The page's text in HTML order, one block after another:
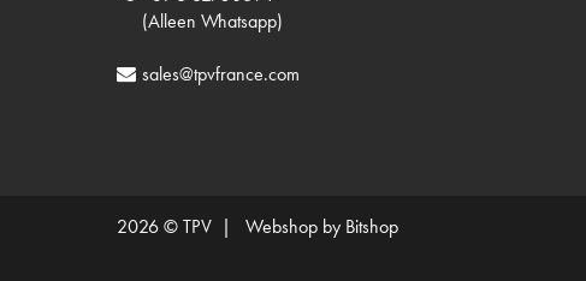
(Alleen Whatsapp)
sales@tpvfrance.com
2026 © TPV | Webshop by Bitshop